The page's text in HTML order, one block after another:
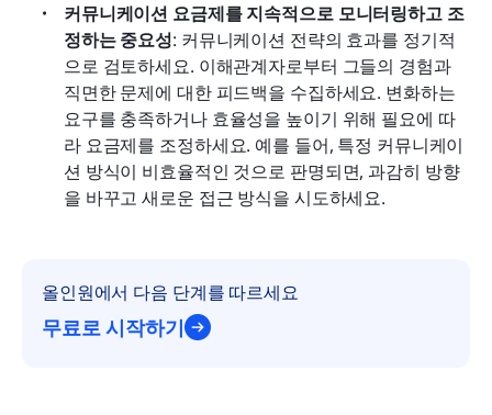
커뮤니케이션 요금제를 지속적으로 모니터링하고 조
정하는 중요성: 커뮤니케이션 전략의 효과를 정기적
으로 검토하세요. 이해관계자로부터 그들의 경험과
직면한 문제에 대한 피드백을 수집하세요. 변화하는
요구를 충족하거나 효율성을 높이기 위해 필요에 따
라 요금제를 조정하세요. 예를 들어, 특정 커뮤니케이
션 방식이 비효율적인 것으로 판명되면, 과감히 방향
을 바꾸고 새로운 접근 방식을 시도하세요.
올인원에서 다음 단계를 따르세요
무료로 시작하기